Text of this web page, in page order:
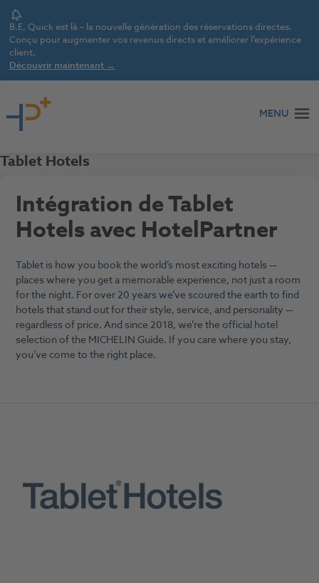
Notice
B.E. Quick est là – la nouvelle génération des réservations directes.
Conçu pour augmenter vos revenus directs et améliorer l’expérience
client.
Découvrir maintenant →
MENU
Tablet Hotels
Intégration de Tablet
Hotels avec HotelPartner
Tablet is how you book the world’s most exciting hotels —
places where you get a memorable experience, not just a room
for the night. For over 20 years we’ve scoured the earth to find
hotels that stand out for their style, service, and personality —
regardless of price. And since 2018, we’re the official hotel
selection of the MICHELIN Guide. If you care where you stay,
you’ve come to the right place.